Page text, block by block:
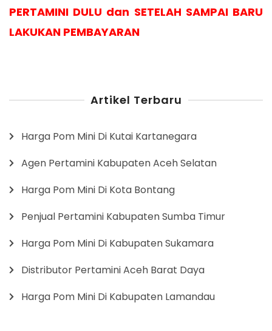
PERTAMINI DULU dan SETELAH SAMPAI BARU
LAKUKAN PEMBAYARAN
Artikel Terbaru
Harga Pom Mini Di Kutai Kartanegara
Agen Pertamini Kabupaten Aceh Selatan
Harga Pom Mini Di Kota Bontang
Penjual Pertamini Kabupaten Sumba Timur
Harga Pom Mini Di Kabupaten Sukamara
Distributor Pertamini Aceh Barat Daya
Harga Pom Mini Di Kabupaten Lamandau